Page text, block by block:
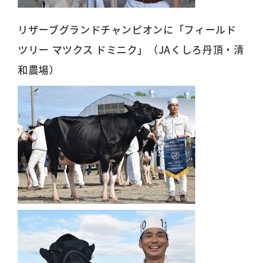
リザーブグランドチャンピオンに「フィールド
ツリー マツクス ドミニク」（JAくしろ丹頂・清
和農場）